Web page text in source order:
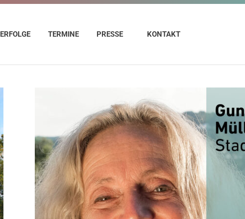
ERFOLGE TERMINE PRESSE KONTAKT